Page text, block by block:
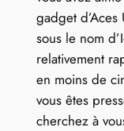
gadget
sous le nom
relativement
en moins de
vous êtes
cherchez à